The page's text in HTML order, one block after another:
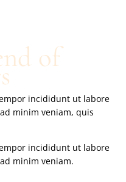
of
incididunt ut labore
minim veniam, quis
incididunt ut labore
minim veniam.